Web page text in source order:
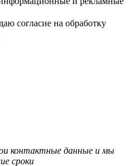
согласие на обработку
контактные данные и мы
сроки